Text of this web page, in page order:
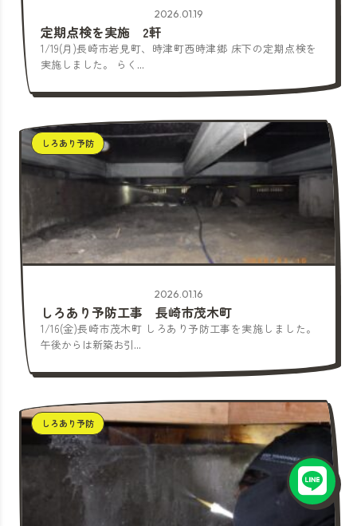
2026.01.19
定期点検を実施 2軒
1/19(月)長崎市岩見町、時津町西時津郷 床下の定期点検を
実施しました。 らく...
しろあり予防
2026.01.16
しろあり予防工事 長崎市茂木町
1/16(金)長崎市茂木町 しろあり予防工事を実施しました。
午後からは新築お引...
しろあり予防